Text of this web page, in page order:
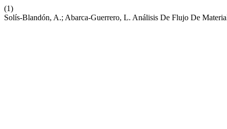
(1)
Solís-Blandón, A.; Abarca-Guerrero, L. Análisis De Flujo De